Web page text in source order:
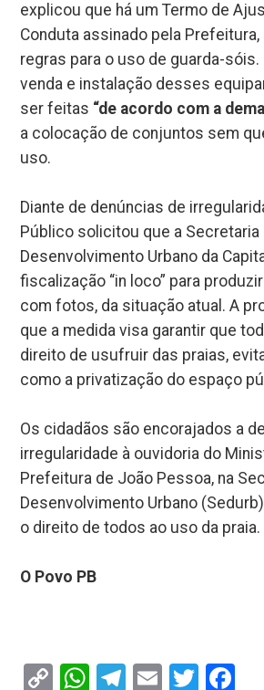
explicou que há um Termo de
Conduta assinado pela
regras para o uso de guarda-sóis.
venda e instalação desses
ser feitas “de acordo com a
a colocação de conjuntos sem
uso.
Diante de denúncias de
Público solicitou que a Secretaria
Desenvolvimento Urbano da
fiscalização “in loco” para
com fotos, da situação atual. A
que a medida visa garantir que
direito de usufruir das praias,
como a privatização do espaço
Os cidadãos são encorajados a
irregularidade à ouvidoria do
Prefeitura de João Pessoa, na
Desenvolvimento Urbano
o direito de todos ao uso da praia.
O Povo PB
CopyWhatsApp
Telegram
Email